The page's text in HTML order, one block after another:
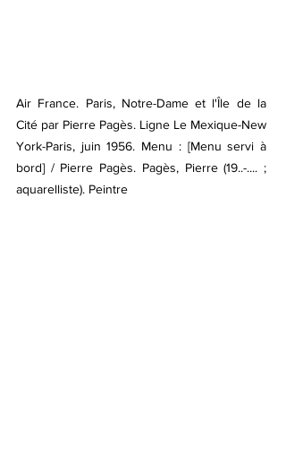
Air France. Paris, Notre-Dame et l'Île de la
Cité par Pierre Pagès. Ligne Le Mexique-New
York-Paris, juin 1956. Menu : [Menu servi à
bord] / Pierre Pagès. Pagès, Pierre (19..-.... ;
aquarelliste). Peintre